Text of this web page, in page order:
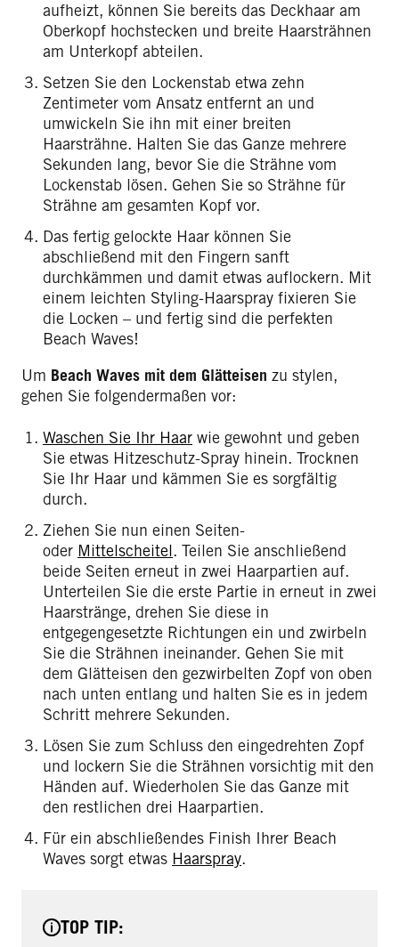
aufheizt, können Sie bereits das Deckhaar am
Oberkopf hochstecken und breite Haarsträhnen
am Unterkopf abteilen.
Setzen Sie den Lockenstab etwa zehn
Zentimeter vom Ansatz entfernt an und
umwickeln Sie ihn mit einer breiten
Haarsträhne. Halten Sie das Ganze mehrere
Sekunden lang, bevor Sie die Strähne vom
Lockenstab lösen. Gehen Sie so Strähne für
Strähne am gesamten Kopf vor.
Das fertig gelockte Haar können Sie
abschließend mit den Fingern sanft
durchkämmen und damit etwas auflockern. Mit
einem leichten Styling-Haarspray fixieren Sie
die Locken – und fertig sind die perfekten
Beach Waves!
Um Beach Waves mit dem Glätteisen zu stylen,
gehen Sie folgendermaßen vor:
Waschen Sie Ihr Haar wie gewohnt und geben
Sie etwas Hitzeschutz-Spray hinein. Trocknen
Sie Ihr Haar und kämmen Sie es sorgfältig
durch.
Ziehen Sie nun einen Seiten-
oder Mittelscheitel. Teilen Sie anschließend
beide Seiten erneut in zwei Haarpartien auf.
Unterteilen Sie die erste Partie in erneut in zwei
Haarstränge, drehen Sie diese in
entgegengesetzte Richtungen ein und zwirbeln
Sie die Strähnen ineinander. Gehen Sie mit
dem Glätteisen den gezwirbelten Zopf von oben
nach unten entlang und halten Sie es in jedem
Schritt mehrere Sekunden.
Lösen Sie zum Schluss den eingedrehten Zopf
und lockern Sie die Strähnen vorsichtig mit den
Händen auf. Wiederholen Sie das Ganze mit
den restlichen drei Haarpartien.
Für ein abschließendes Finish Ihrer Beach
Waves sorgt etwas Haarspray.
TOP TIP: